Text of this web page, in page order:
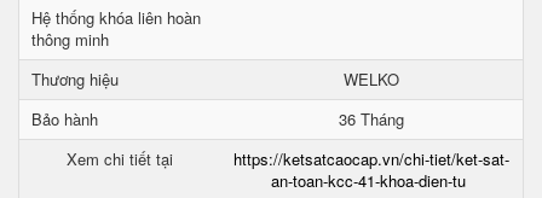
Hệ thống khóa liên hoàn
thông minh
Thương hiệu
WELKO
Bảo hành
36 Tháng
Xem chi tiết tại
https://ketsatcaocap.vn/chi-tiet/ket-sat-
an-toan-kcc-41-khoa-dien-tu